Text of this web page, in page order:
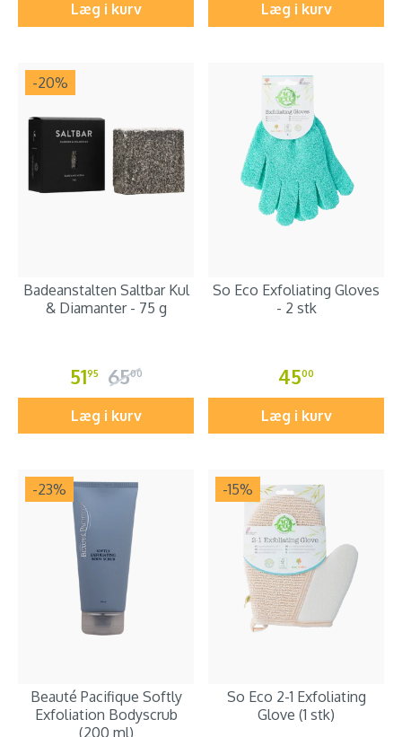
Læg i kurv Læg i kurv
-20%
Badeanstalten Saltbar Kul
& Diamanter - 75 g
5195 6500
Læg i kurv
So Eco Exfoliating Gloves
- 2 stk
4500
Læg i kurv
-23%
Beauté Pacifique Softly
Exfoliation Bodyscrub
(200 ml)
-15%
So Eco 2-1 Exfoliating
Glove (1 stk)